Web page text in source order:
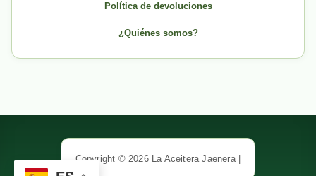
Política de devoluciones
¿Quiénes somos?
Copyright © 2026 La Aceitera Jaenera |